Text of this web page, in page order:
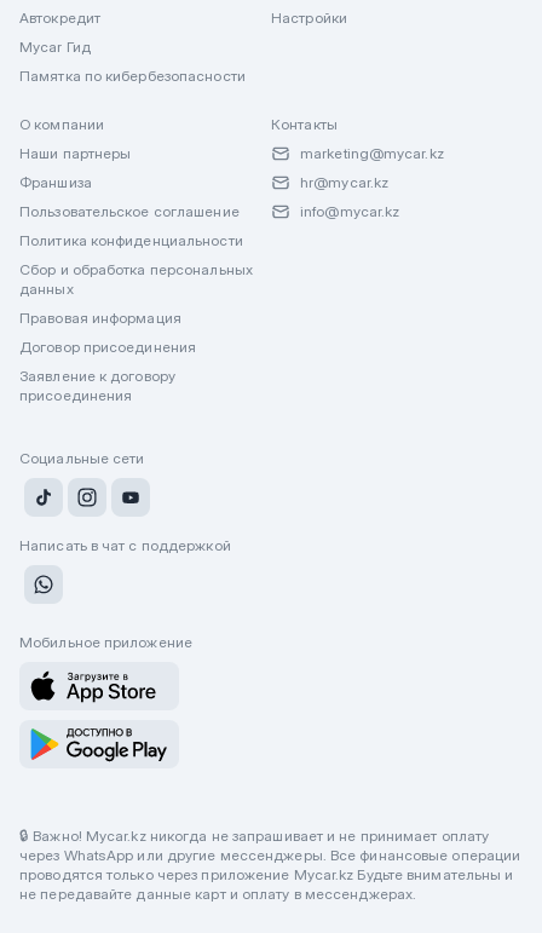
Автокредит
Mycar Гид
Памятка по кибербезопасности
Настройки
О компании
Наши партнеры
Франшиза
Пользовательское соглашение
Политика конфиденциальности
Сбор и обработка персональных
данных
Правовая информация
Договор присоединения
Заявление к договору
присоединения
Контакты
marketing@mycar.kz
hr@mycar.kz
info@mycar.kz
Социальные сети
Написать в чат с поддержкой
Мобильное приложение
🔒 Важно! Mycar.kz никогда не запрашивает и не принимает оплату
через WhatsApp или другие мессенджеры. Все финансовые операции
проводятся только через приложение Mycar.kz Будьте внимательны и
не передавайте данные карт и оплату в мессенджерах.